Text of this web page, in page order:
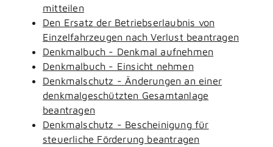
mitteilen
Den Ersatz der Betriebserlaubnis von
Einzelfahrzeugen nach Verlust beantragen
Denkmalbuch - Denkmal aufnehmen
Denkmalbuch - Einsicht nehmen
Denkmalschutz - Änderungen an einer
denkmalgeschützten Gesamtanlage
beantragen
Denkmalschutz - Bescheinigung für
steuerliche Förderung beantragen